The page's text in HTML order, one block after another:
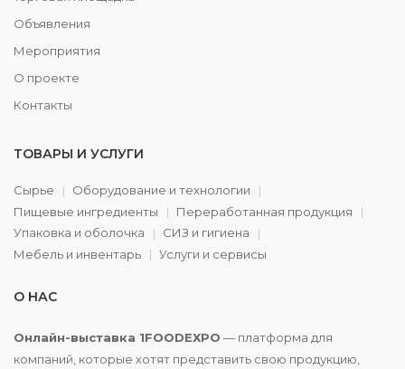
Объявления
Мероприятия
О проекте
Контакты
ТОВАРЫ И УСЛУГИ
Сырье
Оборудование и технологии
Пищевые ингредиенты
Переработанная продукция
Упаковка и оболочка
СИЗ и гигиена
Мебель и инвентарь
Услуги и сервисы
О НАС
Онлайн-выставка 1FOODEXPO — платформа для
компаний, которые хотят представить свою продукцию,